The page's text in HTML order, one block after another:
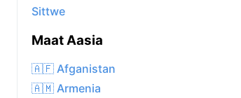
Sittwe
Maat Aasia
🇦🇫 Afganistan
🇦🇲 Armenia